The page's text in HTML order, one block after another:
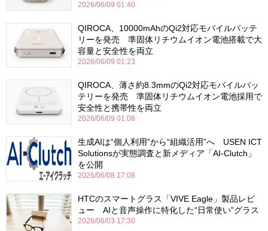
2026/06/09 01:40
QIROCA、10000mAhのQi2対応モバイルバッテ
リーを発売 準固体リチウムイオン電池搭載で大
容量と安全性を両立
2026/06/09 01:23
QIROCA、薄さ約8.3mmのQi2対応モバイルバッ
テリーを発売 準固体リチウムイオン電池採用で
安全性と携帯性を両立
2026/06/09 01:08
生成AIは“個人利用”から“組織活用”へ USEN ICT
Solutionsが実態調査と新メディア「AI-Clutch」
を公開
2026/06/08 17:08
HTCのスマートグラス「VIVE Eagle」製品レビ
ュー AIと音声操作に特化した“日常使い”グラス
2026/06/03 17:30